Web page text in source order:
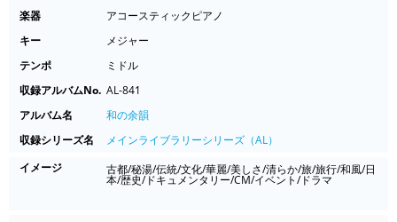
楽器
アコースティックピアノ
キー
メジャー
テンポ
ミドル
収録アルバムNo. AL-841
アルバム名
和の余韻
収録シリーズ名
メインライブラリーシリーズ（AL）
イメージ
古都/秘湯/伝統/文化/華麗/美しさ/清らか/旅/旅行/和風/日
本/歴史/ドキュメンタリー/CM/イベント/ドラマ